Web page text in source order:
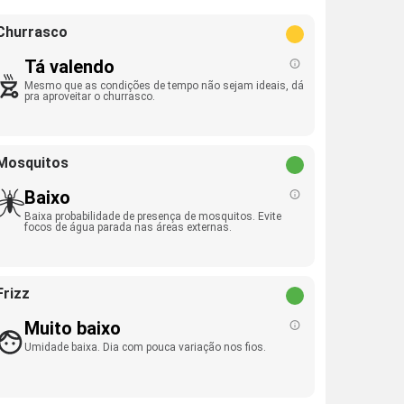
Tá valendo
Mesmo que as condições de tempo não sejam ideais, dá
pra aproveitar o churrasco.
Baixo
Baixa probabilidade de presença de mosquitos. Evite
focos de água parada nas áreas externas.
Muito baixo
Umidade baixa. Dia com pouca variação nos fios.